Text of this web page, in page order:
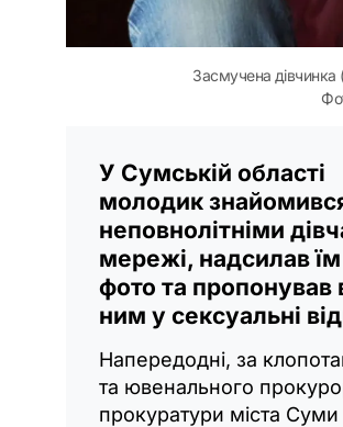
Засмучена дівчинка
У Сумській області
молодик
неповнолітніми
мережі, надсилав їм
фото та пропонував
ним у сексуальні
Напередодні, за
та ювенального
прокуратури міста